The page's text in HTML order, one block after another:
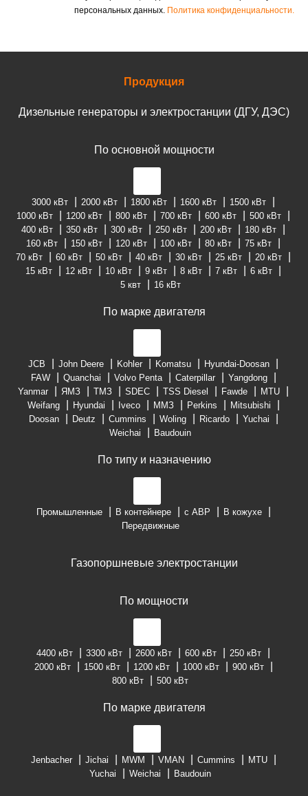
персональных данных. Политика конфиденциальности.
Продукция
Дизельные генераторы и электростанции (ДГУ, ДЭС)
По основной мощности
3000 кВт 2000 кВт 1800 кВт 1600 кВт
1500 кВт
1000 кВт
1200 кВт 800 кВт 700 кВт 600 кВт
500 кВт
400 кВт
350 кВт 300 кВт 250 кВт 200 кВт
180 кВт
160 кВт
150 кВт 120 кВт 100 кВт 80 кВт
75 кВт
70 кВт
60 кВт 50 кВт 40 кВт 30 кВт 25 кВт
20 кВт
15 кВт
12 кВт 10 кВт 9 кВт 8 кВт 7 кВт
6 кВт
5 квт
16 кВт
По марке двигателя
JCB John Deere Kohler Komatsu
Hyundai-Doosan
FAW
Quanchai Volvo Penta Caterpillar
Yangdong
Yanmar
ЯМЗ ТМЗ SDEC TSS Diesel Fawde
MTU
Weifang
Hyundai Iveco ММЗ Perkins
Mitsubishi
Doosan
Deutz Cummins Woling Ricardo
Yuchai
Weichai
Baudouin
По типу и назначению
Промышленные В контейнере с АВР
В кожухе
Передвижные
Газопоршневые электростанции
По мощности
4400 кВт 3300 кВт 2600 кВт 600 кВт
250 кВт
2000 кВт
1500 кВт 1200 кВт 1000 кВт
900 кВт
800 кВт
500 кВт
По марке двигателя
Jenbacher Jichai MWM VMAN Cummins
MTU
Yuchai
Weichai Baudouin